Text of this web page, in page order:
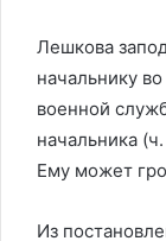
Лешкова
начальнику
военной
начальника
Ему может
Из